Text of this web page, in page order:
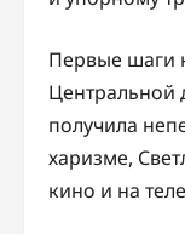
Первые шаги
Центральной
получила
харизме,
кино и на